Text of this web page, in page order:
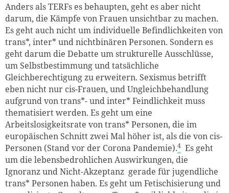
Anders als TERFs es behaupten, geht es aber nicht
darum, die Kämpfe von Frauen unsichtbar zu machen.
Es geht auch nicht um individuelle Befindlichkeiten von
trans*, inter* und nichtbinären Personen. Sondern es
geht darum die Debatte um strukturelle Ausschlüsse,
um Selbstbestimmung und tatsächliche
Gleichberechtigung zu erweitern. Sexismus betrifft
eben nicht nur cis-Frauen, und Ungleichbehandlung
aufgrund von trans*- und inter* Feindlichkeit muss
thematisiert werden. Es geht um eine
Arbeitslosigkeitsrate von trans* Personen, die im
europäischen Schnitt zwei Mal höher ist, als die von cis-
Personen (Stand vor der Corona Pandemie).4 Es geht
um die lebensbedrohlichen Auswirkungen, die
Ignoranz und Nicht-Akzeptanz gerade für jugendliche
trans* Personen haben. Es geht um Fetischisierung und